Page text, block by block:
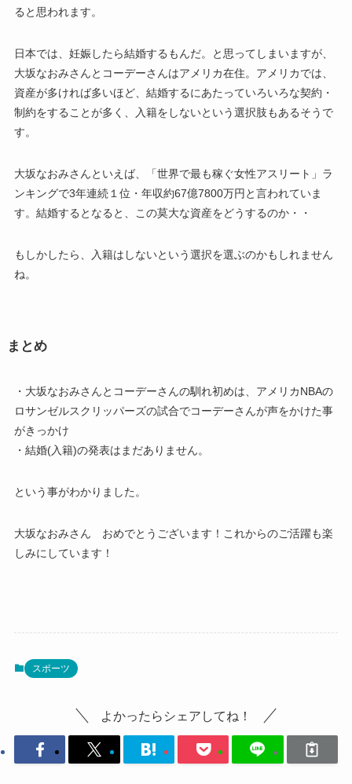
ると思われます。
日本では、妊娠したら結婚するもんだ。と思ってしまいますが、
大坂なおみさんとコーデーさんはアメリカ在住。アメリカでは、
資産が多ければ多いほど、結婚するにあたっていろいろな契約・
制約をすることが多く、入籍をしないという選択肢もあるそうで
す。
大坂なおみさんといえば、「世界で最も稼ぐ女性アスリート」ラ
ンキングで3年連続１位・年収約67億7800万円と言われていま
す。結婚するとなると、この莫大な資産をどうするのか・・
もしかしたら、入籍はしないという選択を選ぶのかもしれません
ね。
まとめ
・大坂なおみさんとコーデーさんの馴れ初めは、アメリカNBAの
ロサンゼルスクリッパーズの試合でコーデーさんが声をかけた事
がきっかけ
・結婚(入籍)の発表はまだありません。
という事がわかりました。
大坂なおみさん おめでとうございます！これからのご活躍も楽
しみにしています！
スポーツ
よかったらシェアしてね！